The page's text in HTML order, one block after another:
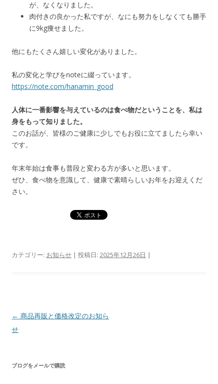
が、なくなりました。
肉付きの良かった私ですが、なにも努力をしなくても勝手
に9kg痩せました。
他にもたくさん嬉しい変化がありました。
私の変化と学びをnoteに綴っています。
https://note.com/hanamin_good
人体に一番影響を与えているのは食べ物だということを、私は
身をもって知りました。
このお話が、皆様のご健康に少しでもお役に立てましたら幸い
です。
年末年始は食事も普段と変わる方が多いと思います。
ぜひ、食べ物を意識して、健康で素晴らしいお年をお迎えくだ
さい。
カテゴリー: お知らせ | 投稿日: 2025年12月26日 |
投
稿
ゲ
← 商品再販と価格改定のお知ら
せ
ブログをメールで購読